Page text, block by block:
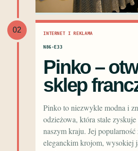
02 INTERNET I REKLAMA
N86·E33
Pinko –
sklep
Pinko to niezwykle modna i
odzieżowa, która stale
naszym kraju. Jej
eleganckim krojom, wysokiej